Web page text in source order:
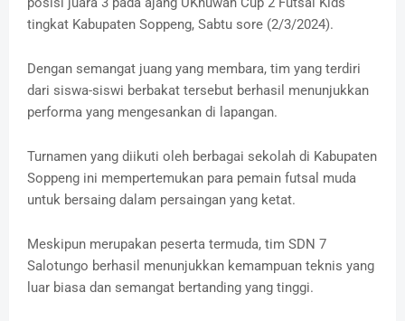
tingkat Kabupaten Soppeng, Sabtu sore (2/3/2024).
Dengan semangat juang yang membara, tim yang terdiri
dari siswa-siswi berbakat tersebut berhasil menunjukkan
performa yang mengesankan di lapangan.
Turnamen yang diikuti oleh berbagai sekolah di Kabupaten
Soppeng ini mempertemukan para pemain futsal muda
untuk bersaing dalam persaingan yang ketat.
Meskipun merupakan peserta termuda, tim SDN 7
Salotungo berhasil menunjukkan kemampuan teknis yang
luar biasa dan semangat bertanding yang tinggi.